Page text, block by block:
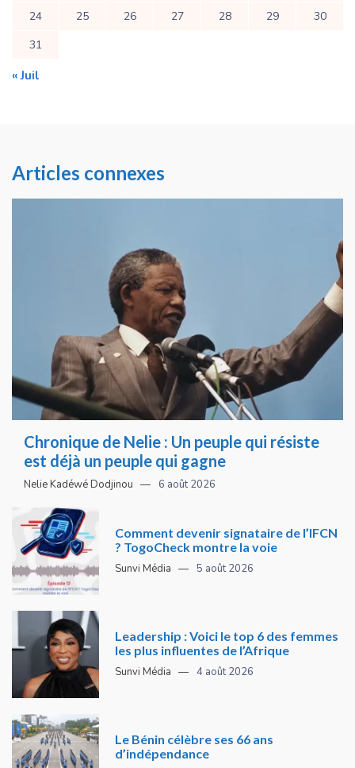
24
25 26 27 28 29
30
31
« Juil
Articles connexes
Chronique de Nelie : Un peuple qui résiste
est déjà un peuple qui gagne
Nelie Kadéwé Dodjinou 6 août 2026
Comment devenir signataire de l’IFCN
? TogoCheck montre la voie
Sunvi Média 5 août 2026
Leadership : Voici le top 6 des femmes
les plus influentes de l’Afrique
Sunvi Média 4 août 2026
Le Bénin célèbre ses 66 ans
d’indépendance